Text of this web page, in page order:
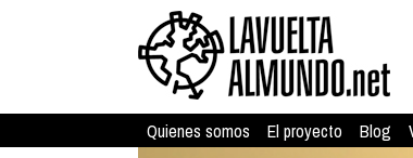
Quienes somos El proyecto Blog